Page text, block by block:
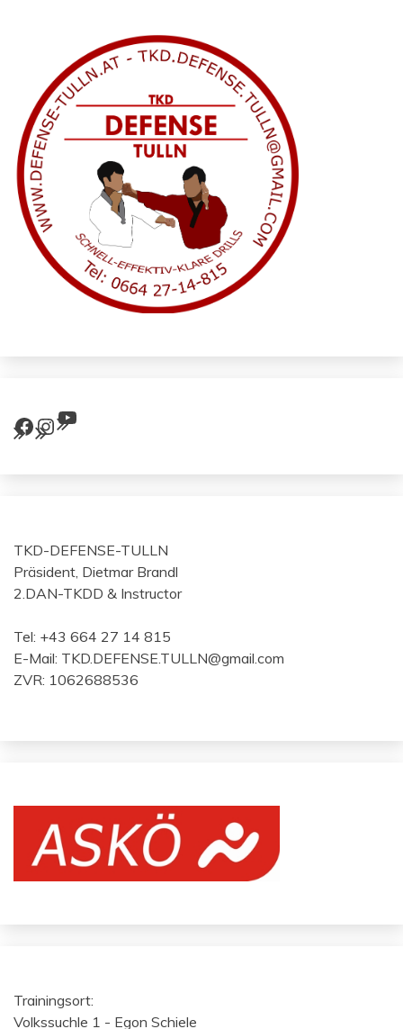
Facebook
Instagram
YouTube
TKD-DEFENSE-TULLN
Präsident, Dietmar Brandl
2.DAN-TKDD & Instructor
Tel: +43 664 27 14 815
E-Mail: TKD.DEFENSE.TULLN@gmail.com
ZVR: 1062688536
Trainingsort:
Volkssuchle 1 - Egon Schiele